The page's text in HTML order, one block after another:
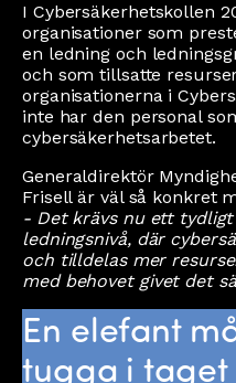
I Cybersäkerhetskollen
organisationer som
en ledning och
och som tillsatte
organisationerna i
inte har den personal
cybersäkerhetsarbetet.
Generaldirektör
Frisell är väl så konkret
- Det krävs nu ett tydligt
ledningsnivå, där
och tilldelas mer
med behovet givet det
En elefant
tugga i taget